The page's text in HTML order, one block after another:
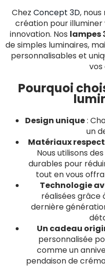
Chez Concept 3D, nous
création pour
innovation. Nos lampes
de simples luminaires,
personnalisables et
vos
Pourquoi
Design unique:
un
Matériaux
Nous utilisons
durables pour
tout en vous
Technologie
réalisées grâce
dernière
Un cadeau
personnalisée
comme un
pendaison de